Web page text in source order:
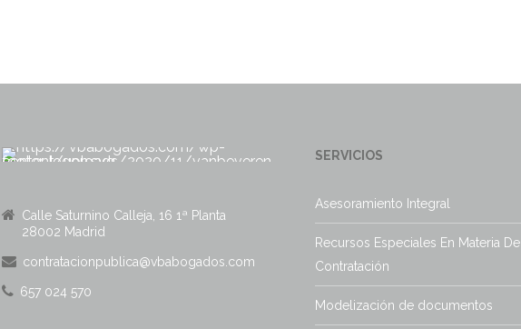
Calle Saturnino Calleja, 16 1ª Planta
28002 Madrid
contratacionpublica@vbabogados.com
657 024 570
SERVICIOS
Asesoramiento Integral
Recursos Especiales En Materia De
Contratación
Modelización de documentos